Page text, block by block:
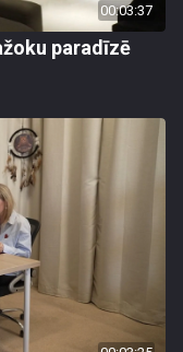
00:03:37
paradīzē